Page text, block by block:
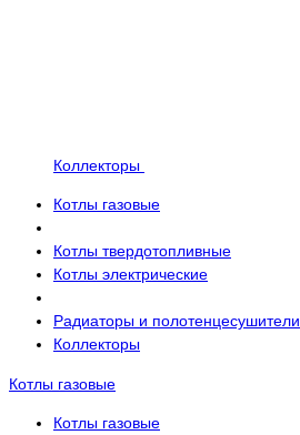
Коллекторы
Котлы газовые
Котлы твердотопливные
Котлы электрические
Радиаторы и полотенцесушители
Коллекторы
Котлы газовые
Котлы газовые